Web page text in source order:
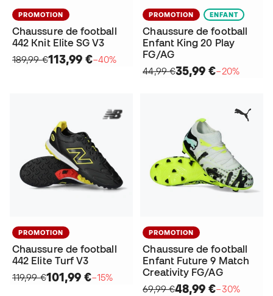
PROMOTION
Chaussure de football
442 Knit Elite SG V3
189,99 €113,99 €−40%
PROMOTION ENFANT
Chaussure de football
Enfant King 20 Play
FG/AG
44,99 €35,99 €−20%
PROMOTION
Chaussure de football
442 Elite Turf V3
119,99 €101,99 €−15%
PROMOTION
Chaussure de football
Enfant Future 9 Match
Creativity FG/AG
69,99 €48,99 €−30%